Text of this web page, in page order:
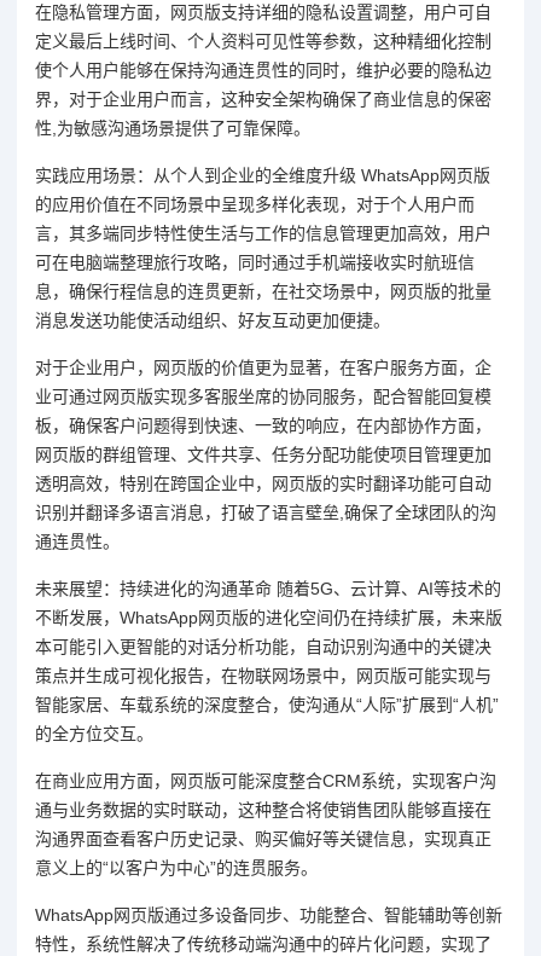
在隐私管理方面，网页版支持详细的隐私设置调整，用户可自
定义最后上线时间、个人资料可见性等参数，这种精细化控制
使个人用户能够在保持沟通连贯性的同时，维护必要的隐私边
界，对于企业用户而言，这种安全架构确保了商业信息的保密
性,为敏感沟通场景提供了可靠保障。
实践应用场景：从个人到企业的全维度升级 WhatsApp网页版
的应用价值在不同场景中呈现多样化表现，对于个人用户而
言，其多端同步特性使生活与工作的信息管理更加高效，用户
可在电脑端整理旅行攻略，同时通过手机端接收实时航班信
息，确保行程信息的连贯更新，在社交场景中，网页版的批量
消息发送功能使活动组织、好友互动更加便捷。
对于企业用户，网页版的价值更为显著，在客户服务方面，企
业可通过网页版实现多客服坐席的协同服务，配合智能回复模
板，确保客户问题得到快速、一致的响应，在内部协作方面，
网页版的群组管理、文件共享、任务分配功能使项目管理更加
透明高效，特别在跨国企业中，网页版的实时翻译功能可自动
识别并翻译多语言消息，打破了语言壁垒,确保了全球团队的沟
通连贯性。
未来展望：持续进化的沟通革命 随着5G、云计算、AI等技术的
不断发展，WhatsApp网页版的进化空间仍在持续扩展，未来版
本可能引入更智能的对话分析功能，自动识别沟通中的关键决
策点并生成可视化报告，在物联网场景中，网页版可能实现与
智能家居、车载系统的深度整合，使沟通从“人际”扩展到“人机”
的全方位交互。
在商业应用方面，网页版可能深度整合CRM系统，实现客户沟
通与业务数据的实时联动，这种整合将使销售团队能够直接在
沟通界面查看客户历史记录、购买偏好等关键信息，实现真正
意义上的“以客户为中心”的连贯服务。
WhatsApp网页版通过多设备同步、功能整合、智能辅助等创新
特性，系统性解决了传统移动端沟通中的碎片化问题，实现了